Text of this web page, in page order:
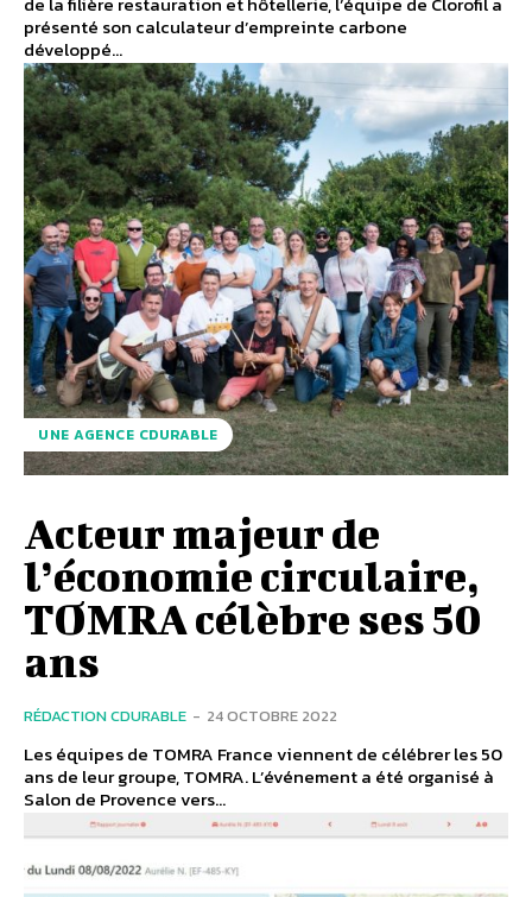
présenté son calculateur d’empreinte carbone
développé...
UNE AGENCE CDURABLE
Acteur majeur de
l’économie circulaire,
TOMRA célèbre ses 50
ans
RÉDACTION CDURABLE - 24 OCTOBRE 2022
Les équipes de TOMRA France viennent de célébrer les 50
ans de leur groupe, TOMRA. L’événement a été organisé à
Salon de Provence vers...